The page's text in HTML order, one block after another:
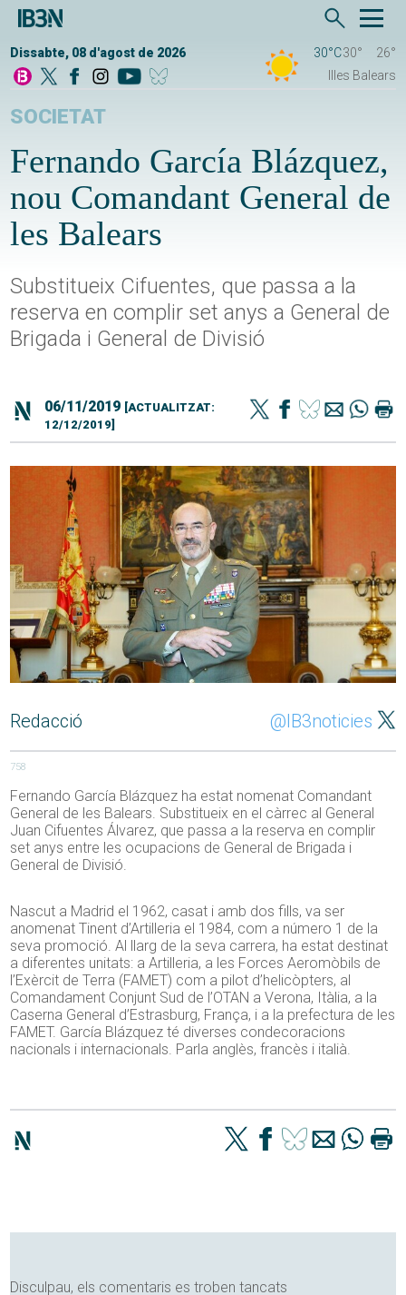
Dissabte, 08 d'agost de 2026 30°C30°
26°
Illes Balears
SOCIETAT
Fernando García Blázquez,
nou Comandant General de
les Balears
Substitueix Cifuentes, que passa a la
reserva en complir set anys a General de
Brigada i General de Divisió
06/11/2019 [ACTUALITZAT:
12/12/2019]
Redacció @IB3noticies
758
Fernando García Blázquez ha estat nomenat Comandant
General de les Balears. Substitueix en el càrrec al General
Juan Cifuentes Álvarez, que passa a la reserva en complir
set anys entre les ocupacions de General de Brigada i
General de Divisió.
Nascut a Madrid el 1962, casat i amb dos fills, va ser
anomenat Tinent d’Artilleria el 1984, com a número 1 de la
seva promoció. Al llarg de la seva carrera, ha estat destinat
a diferentes unitats: a Artilleria, a les Forces Aeromòbils de
l’Exèrcit de Terra (FAMET) com a pilot d’helicòpters, al
Comandament Conjunt Sud de l’OTAN a Verona, Itàlia, a la
Caserna General d’Estrasburg, França, i a la prefectura de les
FAMET. García Blázquez té diverses condecoracions
nacionals i internacionals. Parla anglès, francès i italià.
Disculpau, els comentaris es troben tancats